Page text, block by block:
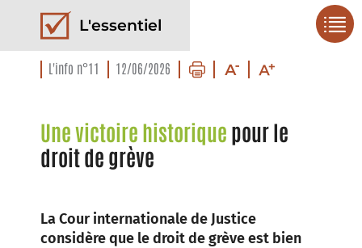
L'essentiel
L'info n°11 12/06/2026
Une victoire historique pour le
droit de grève
La Cour internationale de Justice
considère que le droit de grève est bien